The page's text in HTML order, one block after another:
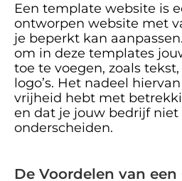
Een template website is
ontworpen website met
je beperkt kan
om in deze templates
toe te voegen, zoals
logo’s. Het nadeel
vrijheid hebt met
en dat je jouw bedrijf niet
onderscheiden.
De Voordelen van